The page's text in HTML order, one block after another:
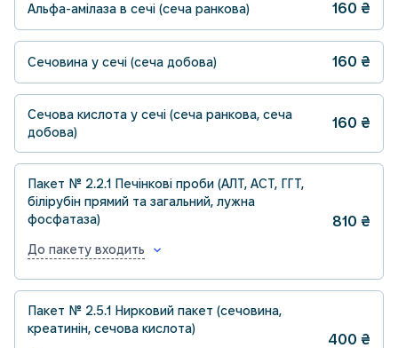
Альфа-амілаза в сечі (сеча ранкова) 160 ₴
Сечовина у сечі (сеча добова) 160 ₴
Сечова кислота у сечі (сеча ранкова, сеча
добова)
160 ₴
Пакет № 2.2.1 Печінкові проби (АЛТ, АСТ, ГГТ,
білірубін прямий та загальний, лужна
фосфатаза)
До пакету входить
810 ₴
Пакет № 2.5.1 Нирковий пакет (сечовина,
креатинін, сечова кислота)
400 ₴